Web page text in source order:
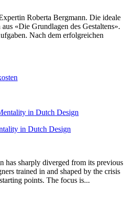
Roberta Bergmann. Die ideale
«Die Grundlagen des Gestaltens».
Nach dem erfolgreichen
in Dutch Design
has sharply diverged from its previous
trained in and shaped by the crisis
points. The focus is...